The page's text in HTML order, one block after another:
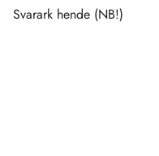
Svarark hende (NB!)